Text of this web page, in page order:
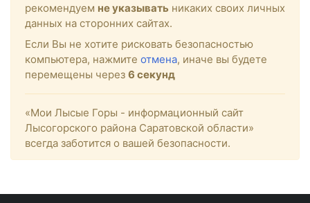
рекомендуем не указывать никаких своих личных
данных на сторонних сайтах.
Если Вы не хотите рисковать безопасностью
компьютера, нажмите отмена, иначе вы будете
перемещены через 5 секунд
«Мои Лысые Горы - информационный сайт
Лысогорского района Саратовской области»
всегда заботится о вашей безопасности.